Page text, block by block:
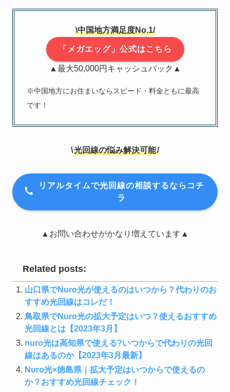
\中国地方満足度No.1/
「メガエッグ」公式はこちら
▲最大50,000円キャッシュバック▲
※中国地方にお住まいならスピード・料金ともに最高
です！
\光回線の悩み解決可能/
リアルタイムで光回線の相談するならコチ
ラ
▲お問い合わせがかなり増えています▲
Related posts:
山口県でNuro光が使えるのはいつから？代わりのお
すすめ光回線はコレだ！
鳥取県でNuro光の拡大予定はいつ？使えるおすすめ
光回線とは【2023年3月】
nuro光は高知県で使える?いつからで代わりの光回
線はあるのか【2023年3月最新】
Nuro光×徳島県｜拡大予定はいつからで使えるの
か？おすすめ光回線チェック！